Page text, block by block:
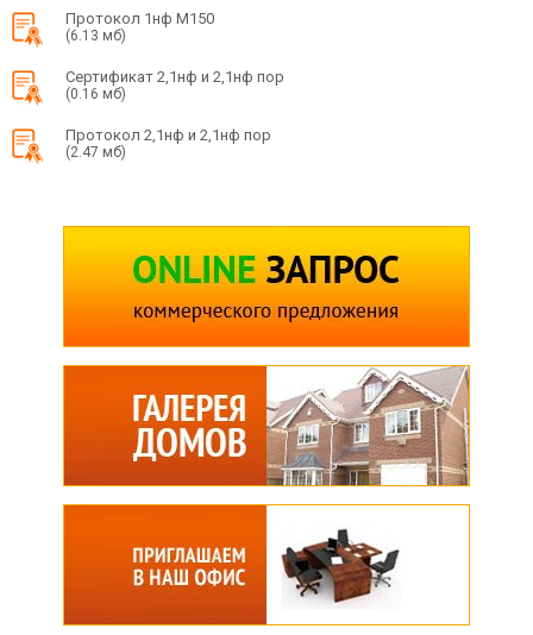
Протокол 1нф М150
(6.13 мб)
Сертификат 2,1нф и 2,1нф пор
(0.16 мб)
Протокол 2,1нф и 2,1нф пор
(2.47 мб)